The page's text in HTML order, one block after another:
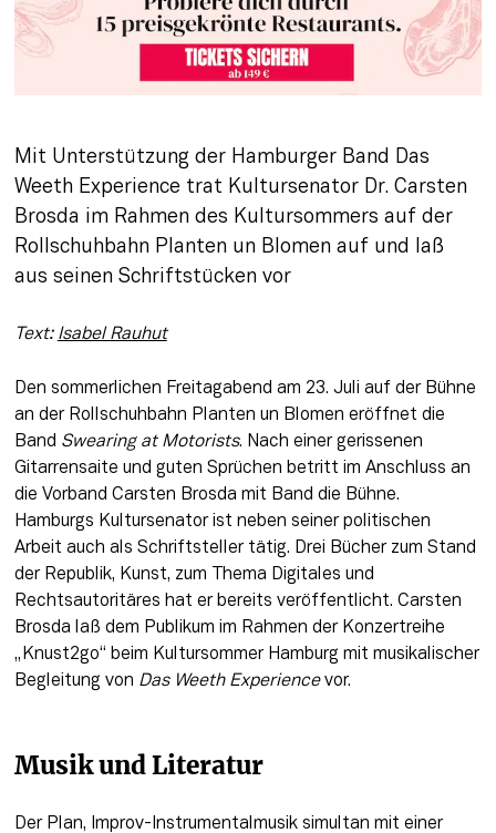
Mit Unterstützung der Hamburger Band Das
Weeth Experience trat Kultursenator Dr. Carsten
Brosda im Rahmen des Kultursommers auf der
Rollschuhbahn Planten un Blomen auf und laß
aus seinen Schriftstücken vor
Text: Isabel Rauhut
Den sommerlichen Freitagabend am 23. Juli auf der Bühne
an der Rollschuhbahn Planten un Blomen eröffnet die
Band Swearing at Motorists. Nach einer gerissenen
Gitarrensaite und guten Sprüchen betritt im Anschluss an
die Vorband Carsten Brosda mit Band die Bühne.
Hamburgs Kultursenator ist neben seiner politischen
Arbeit auch als Schriftsteller tätig. Drei Bücher zum Stand
der Republik, Kunst, zum Thema Digitales und
Rechtsautoritäres hat er bereits veröffentlicht. Carsten
Brosda laß dem Publikum im Rahmen der Konzertreihe
„Knust2go“ beim Kultursommer Hamburg mit musikalischer
Begleitung von Das Weeth Experience vor.
Musik und Literatur
Der Plan, Improv-Instrumentalmusik simultan mit einer